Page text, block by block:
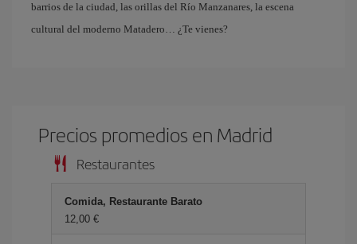
barrios de la ciudad, las orillas del Río Manzanares, la escena
cultural del moderno Matadero… ¿Te vienes?
Precios promedios en Madrid
Restaurantes
Comida, Restaurante Barato
12,00 €